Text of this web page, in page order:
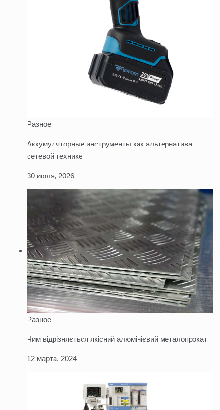
Разное
Аккумуляторные инструменты как альтернатива
сетевой технике
30 июля, 2026
Разное
Чим відрізняється якісний алюмінієвий металопрокат
12 марта, 2024